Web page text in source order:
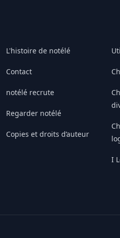
L'histoire de notélé
Contact
notélé recrute
Regarder notélé
Copies et droits d’auteur
I